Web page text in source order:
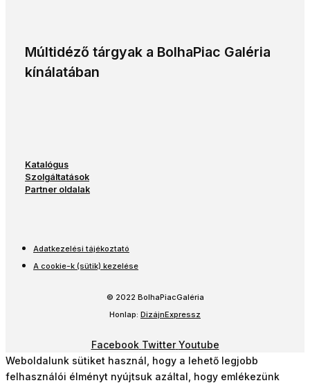
Múltidéző tárgyak a BolhaPiac Galéria
kínálatában
Katalógus
Szolgáltatások
Partner oldalak
Adatkezelési tájékoztató
A cookie-k (sütik) kezelése
© 2022 BolhaPiacGaléria
Honlap: DizájnExpressz
Facebook Twitter Youtube
Weboldalunk sütiket használ, hogy a lehető legjobb
felhasználói élményt nyújtsuk azáltal, hogy emlékezünk